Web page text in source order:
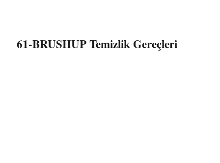
61-BRUSHUP Temizlik Gereçleri